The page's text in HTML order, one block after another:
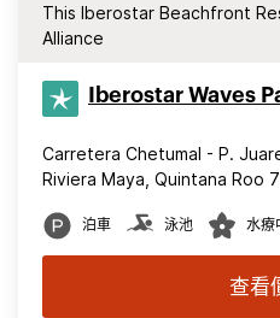
This Iberostar Beachfront
Alliance
Iberostar Waves
Carretera Chetumal - P.
Riviera Maya, Quintana Roo
泊車 泳池 水療
查看